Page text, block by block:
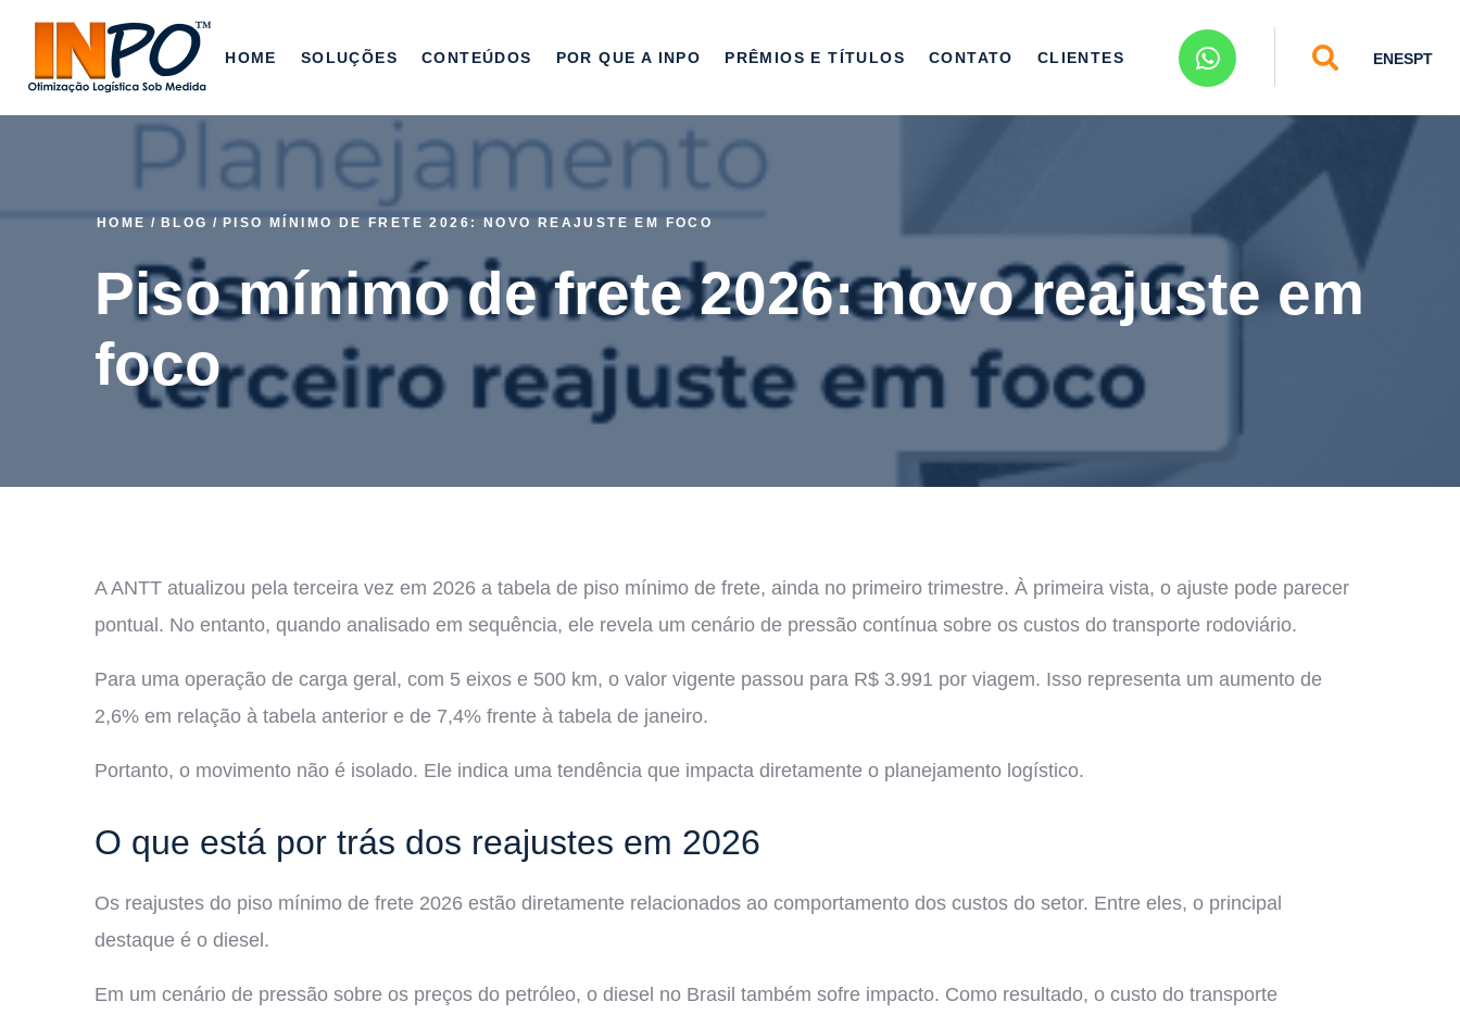
HOME SOLUÇÕES CONTEÚDOS POR QUE A INPO PRÊMIOS E TÍTULOS CONTATO CLIENTES ENESPT
HOME / BLOG / PISO MÍNIMO DE FRETE 2026: NOVO REAJUSTE EM FOCO
Piso mínimo de frete 2026: novo reajuste em
foco
A ANTT atualizou pela terceira vez em 2026 a tabela de piso mínimo de frete, ainda no primeiro trimestre. À primeira vista, o ajuste pode parecer
pontual. No entanto, quando analisado em sequência, ele revela um cenário de pressão contínua sobre os custos do transporte rodoviário.
Para uma operação de carga geral, com 5 eixos e 500 km, o valor vigente passou para R$ 3.991 por viagem. Isso representa um aumento de
2,6% em relação à tabela anterior e de 7,4% frente à tabela de janeiro.
Portanto, o movimento não é isolado. Ele indica uma tendência que impacta diretamente o planejamento logístico.
O que está por trás dos reajustes em 2026
Os reajustes do piso mínimo de frete 2026 estão diretamente relacionados ao comportamento dos custos do setor. Entre eles, o principal
destaque é o diesel.
Em um cenário de pressão sobre os preços do petróleo, o diesel no Brasil também sofre impacto. Como resultado, o custo do transporte